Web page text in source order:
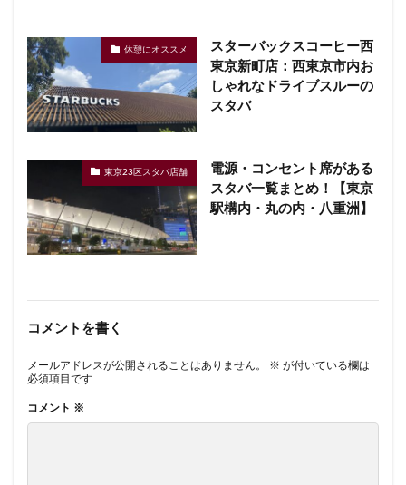
休憩にオススメ
スターバックスコーヒー西
東京新町店：西東京市内お
しゃれなドライブスルーの
スタバ
東京23区スタバ店舗
電源・コンセント席がある
スタバ一覧まとめ！【東京
駅構内・丸の内・八重洲】
コメントを書く
メールアドレスが公開されることはありません。 ※ が付いている欄は
必須項目です
コメント ※